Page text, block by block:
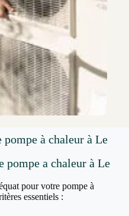
à chaleur à Le
pompe a chaleur à Le
pour votre pompe à
essentiels :